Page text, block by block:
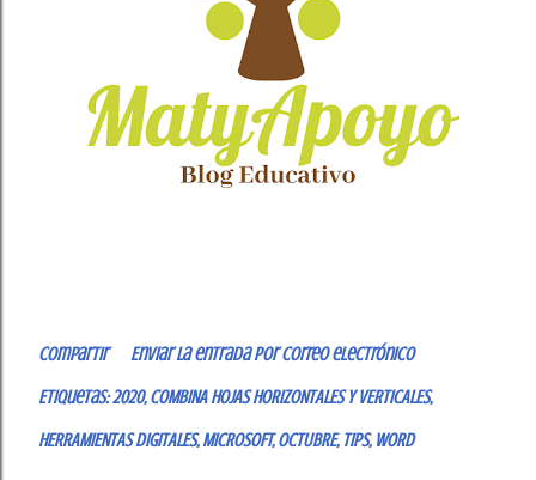
Compartir
Enviar la entrada por correo electrónico
Etiquetas:2020 COMBINA HOJAS HORIZONTALES Y VERTICALES
HERRAMIENTAS DIGITALES MICROSOFT OCTUBRE TIPS WORD